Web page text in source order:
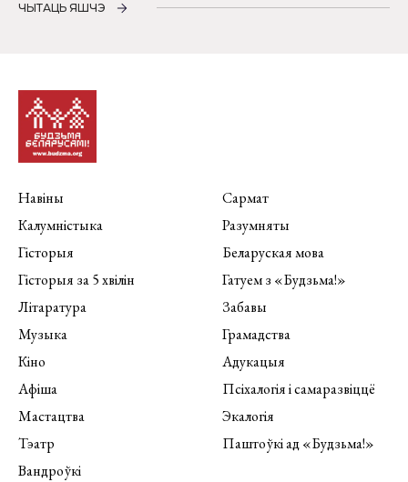
ЧЫТАЦЬ ЯШЧЭ
Навіны
Калумністыка
Гісторыя
Гісторыя за 5 хвілін
Літаратура
Музыка
Кіно
Афіша
Мастацтва
Тэатр
Вандроўкі
Сармат
Разумняты
Беларуская мова
Гатуем з «Будзьма!»
Забавы
Грамадства
Адукацыя
Псіхалогія і самаразвіццё
Экалогія
Паштоўкі ад «Будзьма!»